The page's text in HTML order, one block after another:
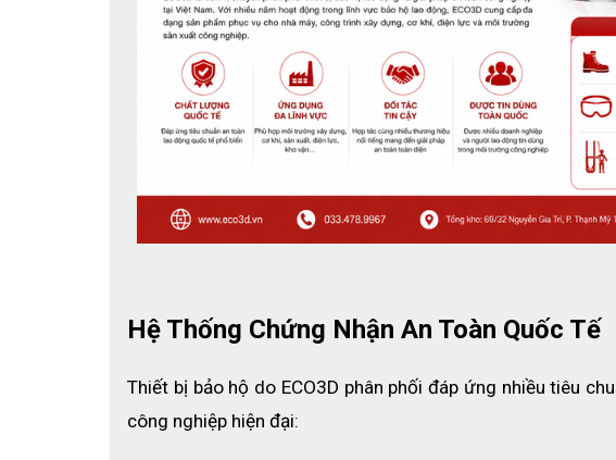
2. Ưu điểm nổi bật của bộ sơ cứu loại B
2.1 Trang bị đầy đủ vật tư y tế cơ bản
Bộ sơ cứu bao gồm 27 vật tư y tế cần thiết, giúp xử lý
2.2 Kích thước tiêu chuẩn theo quy định
Sản phẩm có kích thước 50x30x25 cm
, đáp ứng quy định
Hệ Thống Chứng Nhận An Toàn Quốc Tế
Thiết bị bảo hộ do ECO3D phân phối đáp ứng nhiều tiêu
công nghiệp hiện đại: